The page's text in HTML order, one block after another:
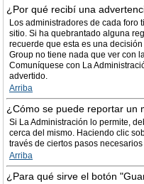
¿Por qué recibí una
Los administradores de cada foro
sitio. Si ha quebrantado alguna
recuerde que esta es una
Group no tiene nada que ver con
Comuníquese con La
advertido.
Arriba
¿Cómo se puede reportar un
Si La Administración lo permite,
cerca del mismo. Haciendo clic
través de ciertos pasos
Arriba
¿Para qué sirve el botón